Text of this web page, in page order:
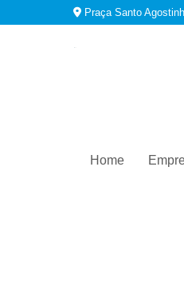
Praça Santo
Home